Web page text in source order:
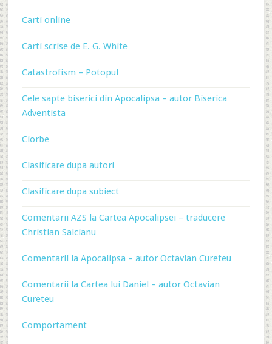
Carti online
Carti scrise de E. G. White
Catastrofism – Potopul
Cele sapte biserici din Apocalipsa – autor Biserica
Adventista
Ciorbe
Clasificare dupa autori
Clasificare dupa subiect
Comentarii AZS la Cartea Apocalipsei – traducere
Christian Salcianu
Comentarii la Apocalipsa – autor Octavian Cureteu
Comentarii la Cartea lui Daniel – autor Octavian
Cureteu
Comportament